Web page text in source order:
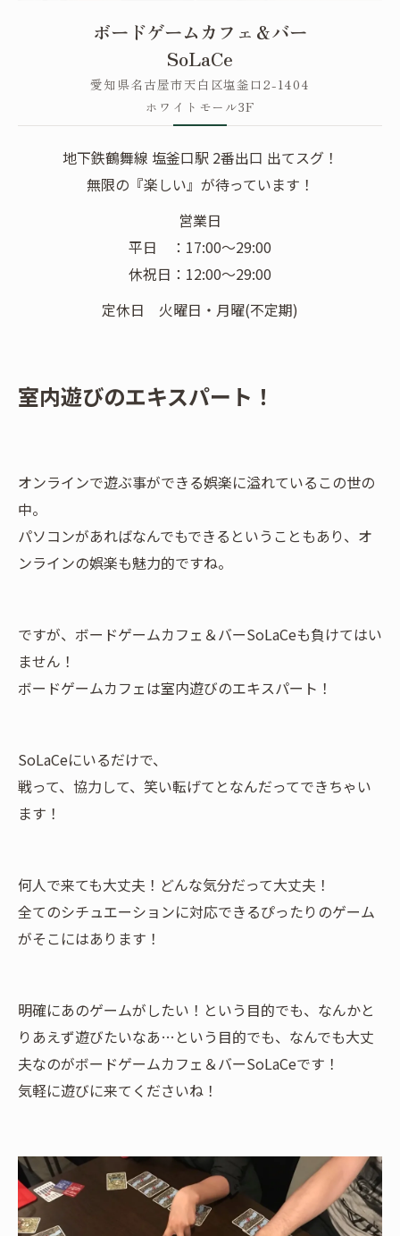
ボードゲームカフェ＆バー
SoLaCe
愛知県名古屋市天白区塩釜口2-1404
ホワイトモール3F
地下鉄鶴舞線 塩釜口駅 2番出口 出てスグ！
無限の『楽しい』が待っています！
営業日
平日 ：17:00〜29:00
休祝日：12:00〜29:00
定休日 火曜日・月曜(不定期)
室内遊びのエキスパート！
オンラインで遊ぶ事ができる娯楽に溢れているこの世の
中。
パソコンがあればなんでもできるということもあり、オ
ンラインの娯楽も魅力的ですね。
ですが、ボードゲームカフェ＆バーSoLaCeも負けてはい
ません！
ボードゲームカフェは室内遊びのエキスパート！
SoLaCeにいるだけで、
戦って、協力して、笑い転げてとなんだってできちゃい
ます！
何人で来ても大丈夫！どんな気分だって大丈夫！
全てのシチュエーションに対応できるぴったりのゲーム
がそこにはあります！
明確にあのゲームがしたい！という目的でも、なんかと
りあえず遊びたいなあ…という目的でも、なんでも大丈
夫なのがボードゲームカフェ＆バーSoLaCeです！
気軽に遊びに来てくださいね！